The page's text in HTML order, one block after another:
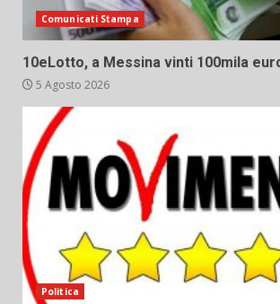
Comunicati Stampa
10eLotto, a Messina vinti 100mila
5 Agosto 2026
Politica